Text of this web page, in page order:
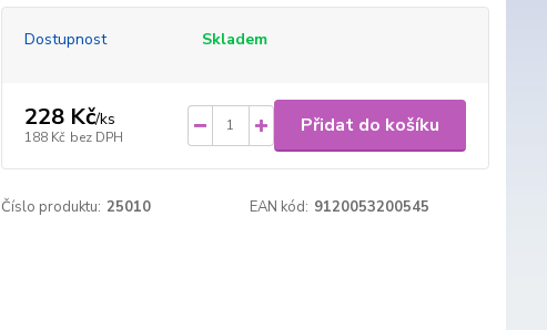
Dostupnost Skladem
228 Kč/ks
188 Kč bez DPH
Přidat do košíku
Číslo produktu: 25010 EAN kód: 9120053200545